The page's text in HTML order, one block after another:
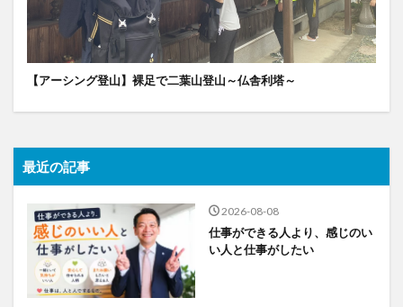
【アーシング登山】裸足で二葉山登山～仏舎利塔～
最近の記事
2026-08-08
仕事ができる人より、感じのい
い人と仕事がしたい